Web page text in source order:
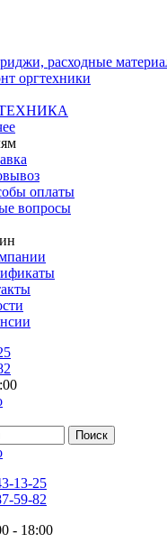
расходные
оргтехники
оплаты
вопросы
13-25
59-82
- 18:00